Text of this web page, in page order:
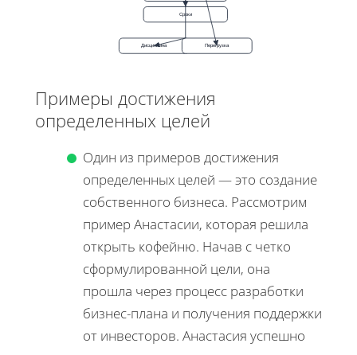
Сроки
Дисциплина Перегрузка
Примеры достижения
определенных целей
Один из примеров достижения
определенных целей — это создание
собственного бизнеса. Рассмотрим
пример Анастасии, которая решила
открыть кофейню. Начав с четко
сформулированной цели, она
прошла через процесс разработки
бизнес-плана и получения поддержки
от инвесторов. Анастасия успешно